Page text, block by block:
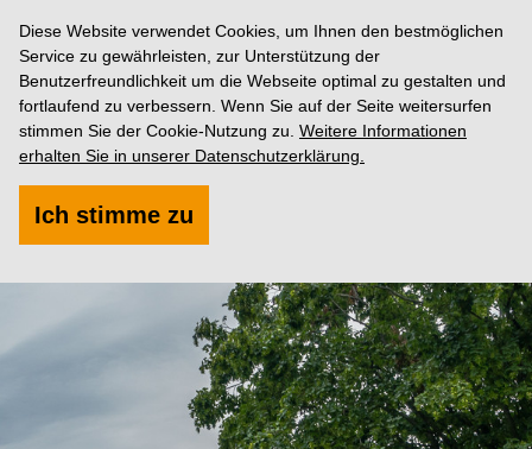
Diese Website verwendet Cookies, um Ihnen den bestmöglichen
Service zu gewährleisten, zur Unterstützung der
Benutzerfreundlichkeit um die Webseite optimal zu gestalten und
fortlaufend zu verbessern. Wenn Sie auf der Seite weitersurfen
stimmen Sie der Cookie-Nutzung zu. Weitere Informationen
erhalten Sie in unserer Datenschutzerklärung.
Ich stimme zu